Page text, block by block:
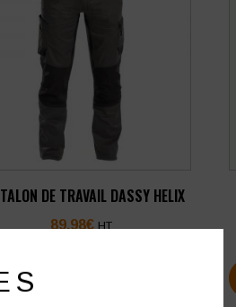
DE TRAVAIL DASSY HELIX
89,98€ HT
VOIR PLUS D'INFOS